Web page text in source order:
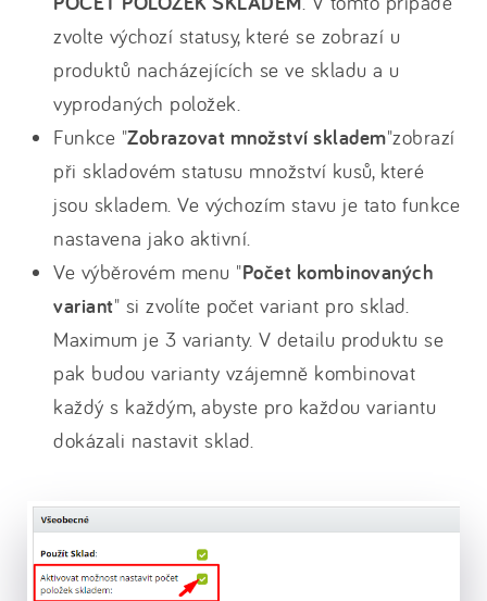
zvolte výchozí statusy, které se zobrazí u
produktů nacházejících se ve skladu a u
vyprodaných položek.
Funkce "Zobrazovat množství skladem"zobrazí
při skladovém statusu množství kusů, které
jsou skladem. Ve výchozím stavu je tato funkce
nastavena jako aktivní.
Ve výběrovém menu "Počet kombinovaných
variant" si zvolíte počet variant pro sklad.
Maximum je 3 varianty. V detailu produktu se
pak budou varianty vzájemně kombinovat
každý s každým, abyste pro každou variantu
dokázali nastavit sklad.